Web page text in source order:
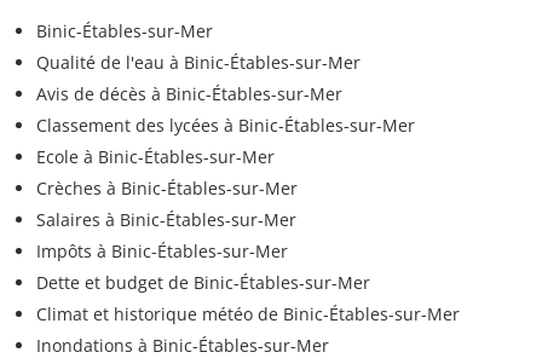
Binic-Étables-sur-Mer
Qualité de l'eau à Binic-Étables-sur-Mer
Avis de décès à Binic-Étables-sur-Mer
Classement des lycées à Binic-Étables-sur-Mer
Ecole à Binic-Étables-sur-Mer
Crèches à Binic-Étables-sur-Mer
Salaires à Binic-Étables-sur-Mer
Impôts à Binic-Étables-sur-Mer
Dette et budget de Binic-Étables-sur-Mer
Climat et historique météo de Binic-Étables-sur-Mer
Inondations à Binic-Étables-sur-Mer